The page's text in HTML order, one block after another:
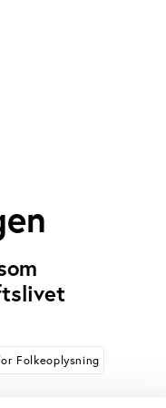
Folkeoplysning